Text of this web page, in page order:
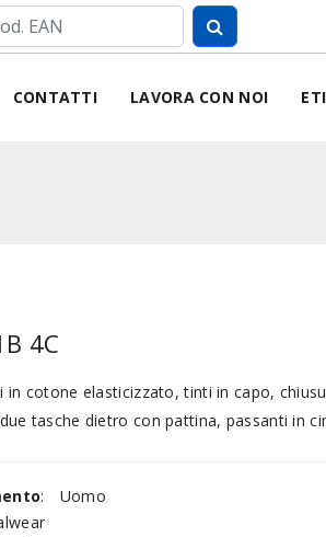
CONTATTI LAVORA CON NOI
4C
in cotone elasticizzato, tinti in capo,
tasche dietro con pattina, passanti in
:
Uomo